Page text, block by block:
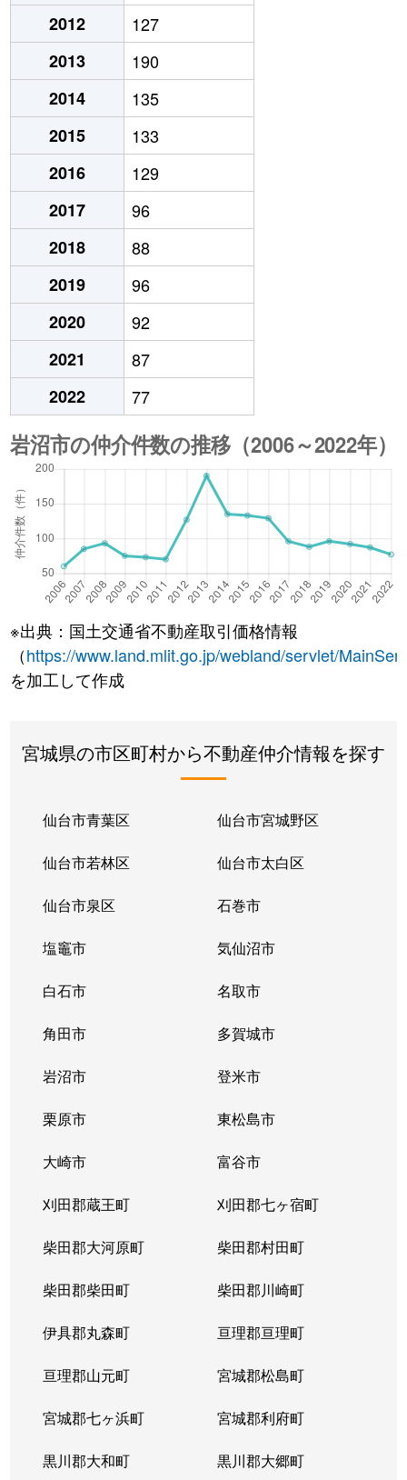
2012
127
2013
190
2014
135
2015
133
2016
129
2017
96
2018
88
2019
96
2020
92
2021
87
2022
77
※出典：国土交通省不動産取引価格情報
（https://www.land.mlit.go.jp/webland/servlet/
を加工して作成
宮城県の市区町村から不動産仲介情報を探す
仙台市青葉区 仙台市宮城野区
仙台市若林区 仙台市太白区
仙台市泉区 石巻市
塩竈市 気仙沼市
白石市 名取市
角田市 多賀城市
岩沼市 登米市
栗原市 東松島市
大崎市 富谷市
刈田郡蔵王町 刈田郡七ヶ宿町
柴田郡大河原町 柴田郡村田町
柴田郡柴田町 柴田郡川崎町
伊具郡丸森町 亘理郡亘理町
亘理郡山元町 宮城郡松島町
宮城郡七ヶ浜町 宮城郡利府町
黒川郡大和町 黒川郡大郷町